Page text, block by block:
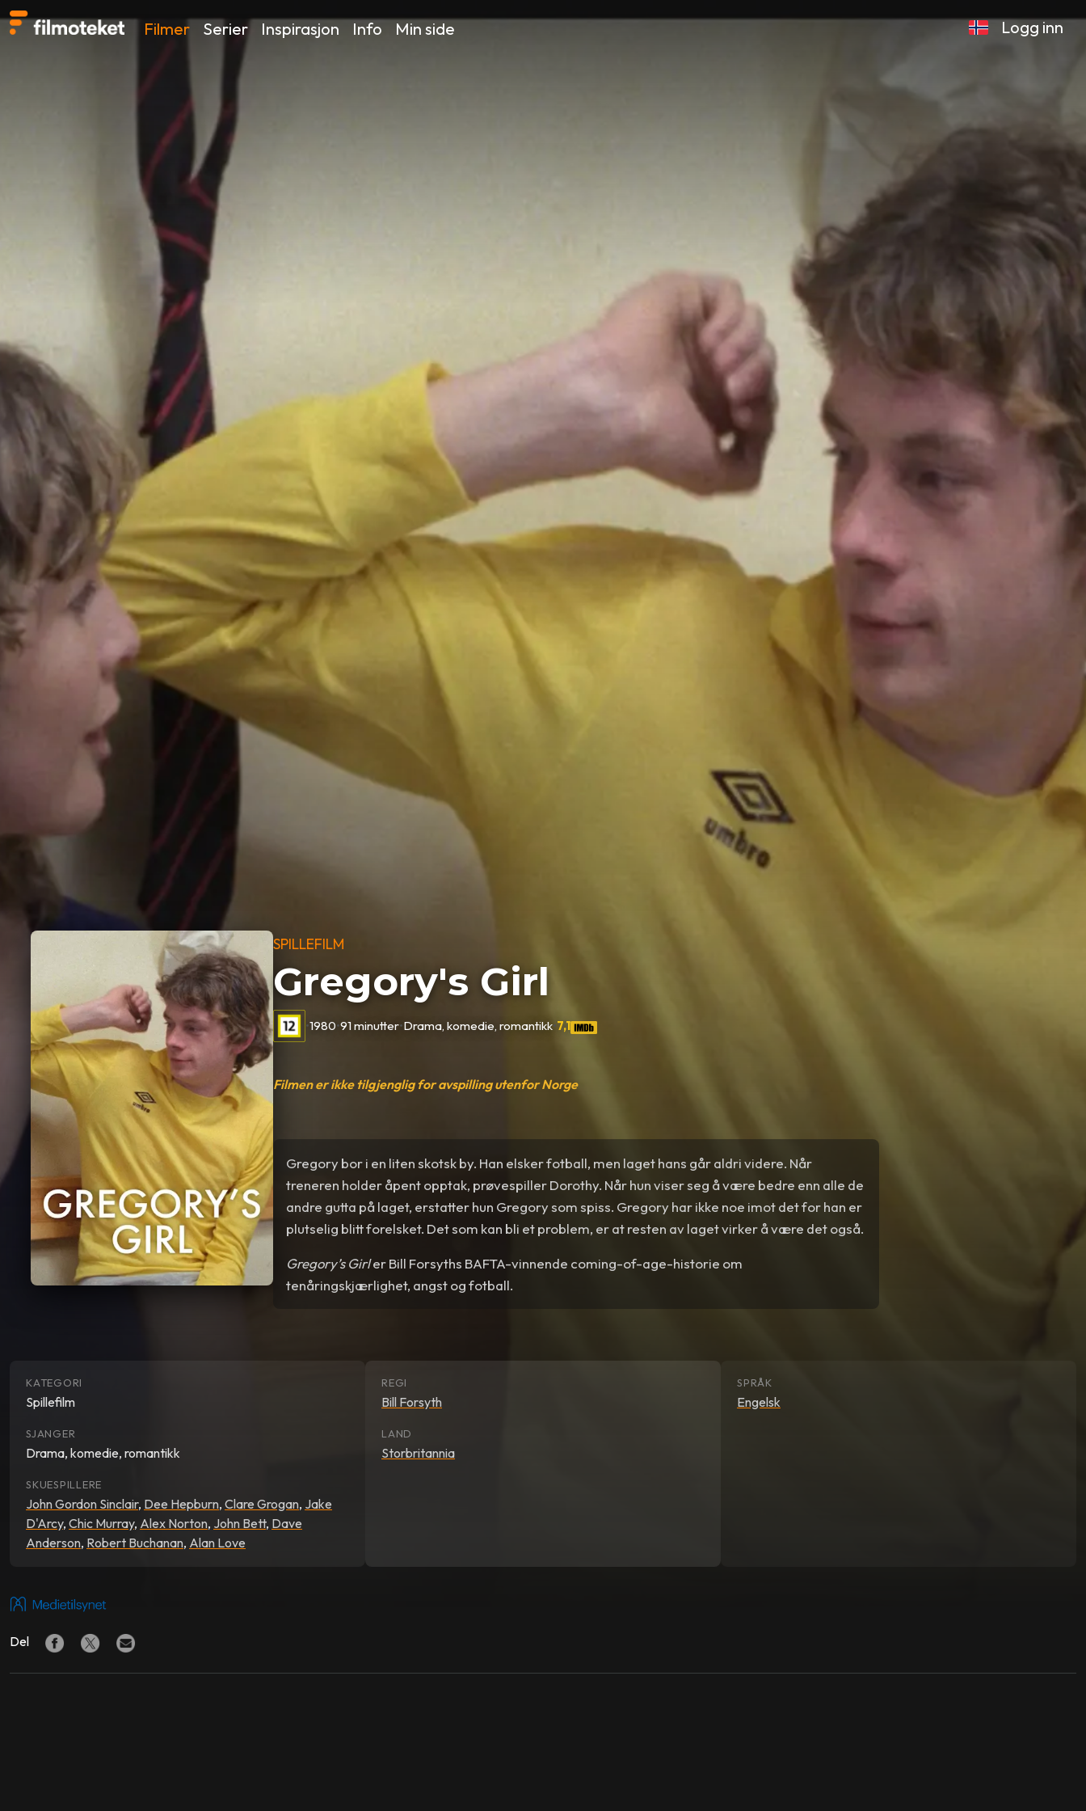
Filmer Serier Inspirasjon Info Min side Logg inn
SPILLEFILM
Gregory's Girl
•1980•91 minutter•Drama, komedie, romantikk•7,1
Filmen er ikke tilgjenglig for avspilling utenfor Norge
Gregory bor i en liten skotsk by. Han elsker fotball, men laget hans går aldri videre. Når
treneren holder åpent opptak, prøvespiller Dorothy. Når hun viser seg å være bedre enn alle de
andre gutta på laget, erstatter hun Gregory som spiss. Gregory har ikke noe imot det for han er
plutselig blitt forelsket. Det som kan bli et problem, er at resten av laget virker å være det også.
Gregory’s Girler Bill Forsyths BAFTA-vinnende coming-of-age-historie om
tenåringskjærlighet, angst og fotball.
KATEGORI
Spillefilm
SJANGER
Drama, komedie, romantikk
SKUESPILLERE
John Gordon Sinclair, Dee Hepburn, Clare Grogan, Jake
D'Arcy, Chic Murray, Alex Norton, John Bett, Dave
Anderson, Robert Buchanan, Alan Love
REGI
Bill Forsyth
LAND
Storbritannia
SPRÅK
Engelsk
Del